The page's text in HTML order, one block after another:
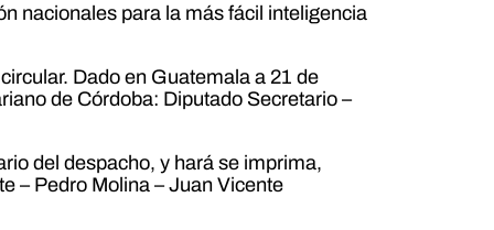
nacionales para la más fácil inteligencia
Dado en Guatemala a 21 de
de Córdoba: Diputado Secretario –
del despacho, y hará se imprima,
– Pedro Molina – Juan Vicente